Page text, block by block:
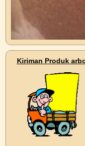
Kiriman Produk